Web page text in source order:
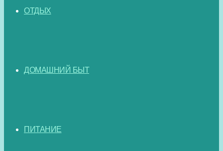
ОТДЫХ
ДОМАШНИЙ БЫТ
ПИТАНИЕ